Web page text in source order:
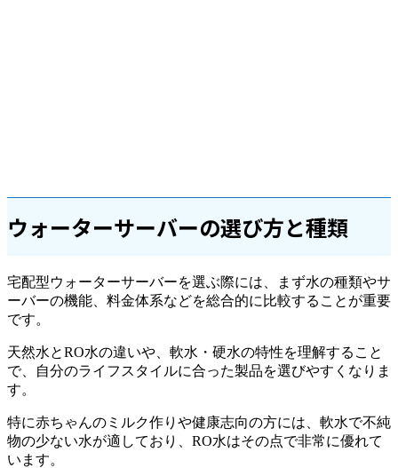
ウォーターサーバーの選び方と種類
宅配型ウォーターサーバーを選ぶ際には、まず水の種類やサ
ーバーの機能、料金体系などを総合的に比較することが重要
です。
天然水とRO水の違いや、軟水・硬水の特性を理解すること
で、自分のライフスタイルに合った製品を選びやすくなりま
す。
特に赤ちゃんのミルク作りや健康志向の方には、軟水で不純
物の少ない水が適しており、RO水はその点で非常に優れて
います。